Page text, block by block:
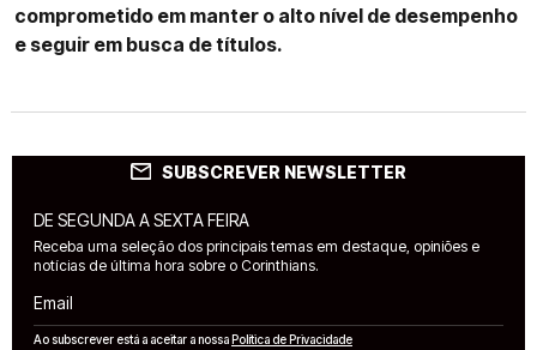
comprometido em manter o alto nível de desempenho
e seguir em busca de títulos.
SUBSCREVER NEWSLETTER
DE SEGUNDA A SEXTA FEIRA
Receba uma seleção dos principais temas em destaque, opiniões e
notícias de última hora sobre o Corinthians.
Email
Ao subscrever está a aceitar a nossaPolítica de Privacidade